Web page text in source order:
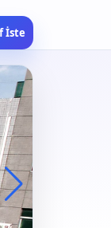
İste